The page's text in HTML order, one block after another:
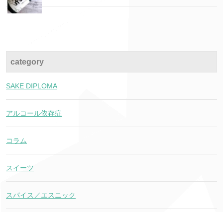
category
SAKE DIPLOMA
アルコール依存症
コラム
スイーツ
スパイス／エスニック